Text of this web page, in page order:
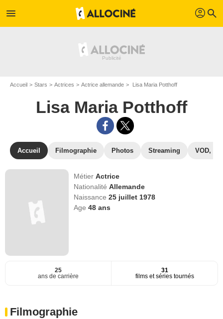
menu profil search
Accueil Stars Actrices Actrice allemande Lisa Maria Potthoff
Lisa Maria Potthoff
Accueil Filmographie Photos Streaming VOD,
MétierActrice
NationalitéAllemande
Naissance25 juillet 1978
Age48 ans
25
ans de carrière
31
films et séries tournés
Filmographie